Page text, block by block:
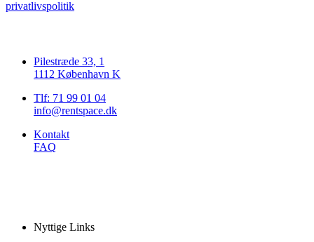
privatlivspolitik
Pilestræde 33, 1
1112 København K
Tlf: 71 99 01 04
info@rentspace.dk
Kontakt
FAQ
Nyttige Links